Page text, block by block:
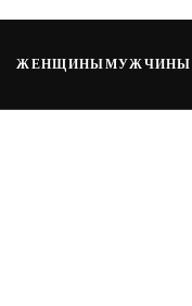
ЖЕНЩИНЫМУЖЧИНЫ